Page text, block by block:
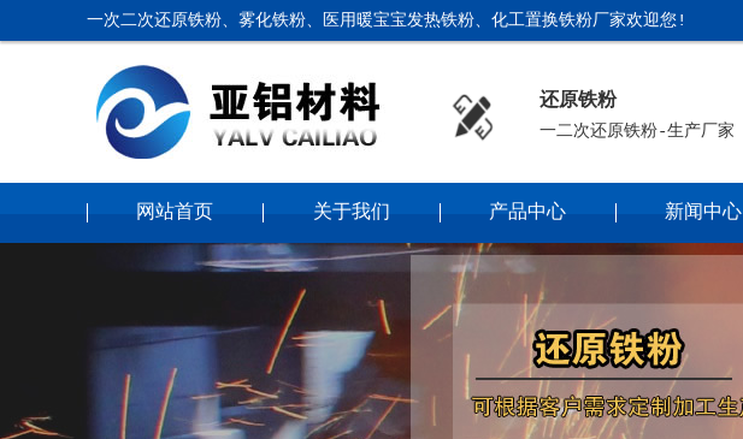
一次二次还原铁粉、雾化铁粉、医用暖宝宝发热铁粉、化工置换铁粉厂家欢迎您!
还原铁粉
一二次还原铁粉-生产厂家
网站首页 关于我们 产品中心 新闻中心